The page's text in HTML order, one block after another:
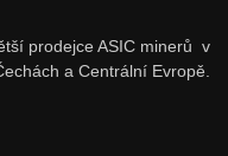
prodejce ASIC minerů v
a Centrální Evropě.